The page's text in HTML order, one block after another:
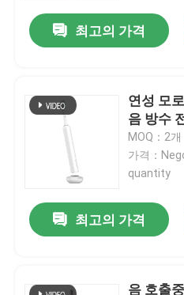
집
제품
최고의 가격
연성 모
음 방수
MOQ：2개
가격：
quantity
최고의 가격
음 호출